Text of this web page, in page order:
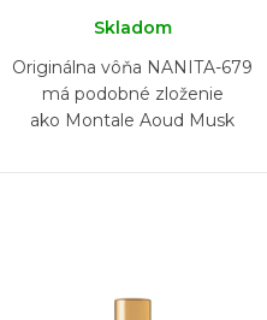
Skladom
Originálna vôňa NANITA-679
má podobné zloženie
ako Montale Aoud Musk